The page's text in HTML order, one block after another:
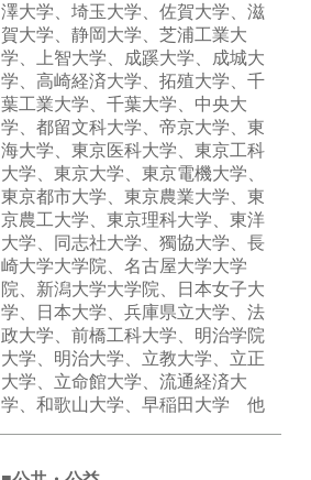
澤大学、埼玉大学、佐賀大学、滋
賀大学、静岡大学、芝浦工業大
学、上智大学、成蹊大学、成城大
学、高崎経済大学、拓殖大学、千
葉工業大学、千葉大学、中央大
学、都留文科大学、帝京大学、東
海大学、東京医科大学、東京工科
大学、東京大学、東京電機大学、
東京都市大学、東京農業大学、東
京農工大学、東京理科大学、東洋
大学、同志社大学、獨協大学、長
崎大学大学院、名古屋大学大学
院、新潟大学大学院、日本女子大
学、日本大学、兵庫県立大学、法
政大学、前橋工科大学、明治学院
大学、明治大学、立教大学、立正
大学、立命館大学、流通経済大
学、和歌山大学、早稲田大学 他